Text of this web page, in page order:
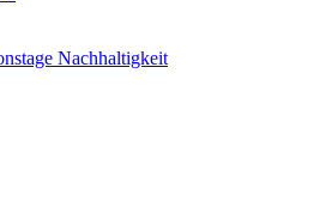
Nachhaltigkeit